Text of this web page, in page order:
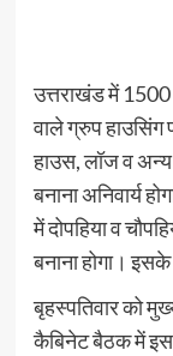
उत्तराखंड में 1500
वाले ग्रुप हाउसिंग
हाउस, लॉज व अन्य
बनाना अनिवार्य
में दोपहिया व
बनाना होगा।
बृहस्पतिवार को
कैबिनेट बैठक में इस